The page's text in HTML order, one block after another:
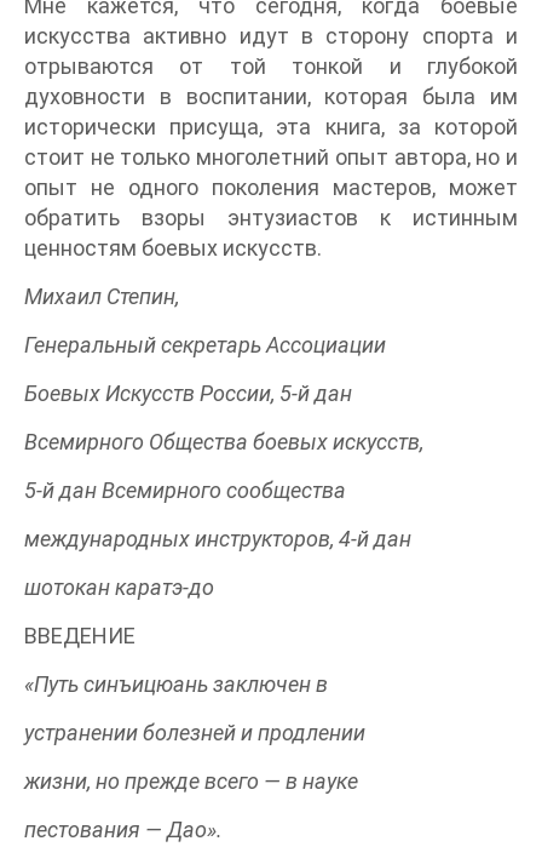
Мне кажется, что сегодня, когда боевые
искусства активно идут в сторону спорта и
отрываются от той тонкой и глубокой
духовности в воспитании, которая была им
исторически присуща, эта книга, за которой
стоит не только многолетний опыт автора, но и
опыт не одного поколения мастеров, может
обратить взоры энтузиастов к истинным
ценностям боевых искусств.
Михаил Степин,
Генеральный секретарь Ассоциации
Боевых Искусств России, 5-й дан
Всемирного Общества боевых искусств,
5-й дан Всемирного сообщества
международных инструкторов, 4-й дан
шотокан каратэ-до
ВВЕДЕНИЕ
«Путь синъицюань заключен в
устранении болезней и продлении
жизни, но прежде всего — в науке
пестования — Дао».